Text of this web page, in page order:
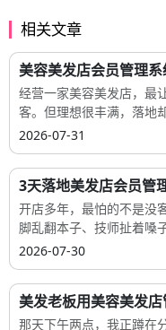
相关文章
美容美发店会员管理
经营一家美容美发店，最
客。但理想很丰满，落
2026-07-31
3天落地美发店会员管
开店多年，最怕的不是没
脚乱翻本子、技师扯着嗓
2026-07-30
美发老板用美容美发
那天下午两点，我正蹲在